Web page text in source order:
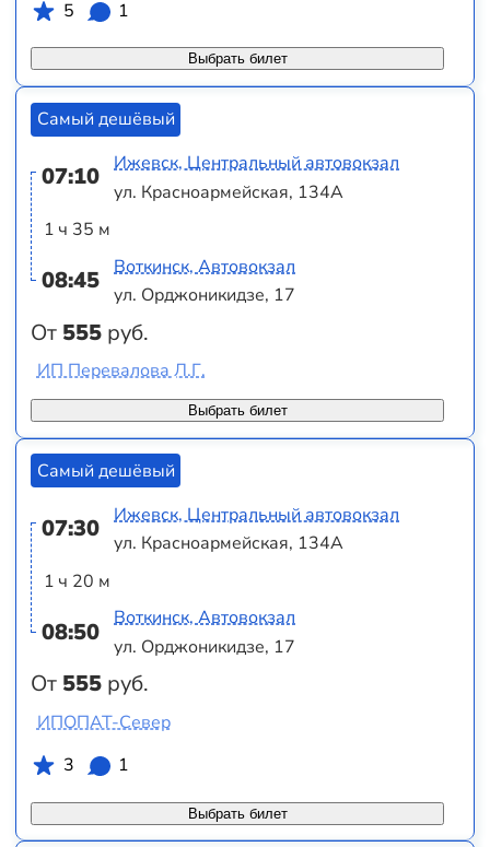
Выбрать билет
5 1
Самый дешёвый
07:10
1 ч 35 м
08:45
От 555 руб.
Ижевск, Центральный автовокзал
ул. Красноармейская, 134А
Воткинск, Автовокзал
ул. Орджоникидзе, 17
Выбрать билет
ИП Перевалова Л.Г.
Самый дешёвый
07:30
1 ч 20 м
08:50
От 555 руб.
Ижевск, Центральный автовокзал
ул. Красноармейская, 134А
Воткинск, Автовокзал
ул. Орджоникидзе, 17
Выбрать билет
ИПОПАТ-Север
3
1